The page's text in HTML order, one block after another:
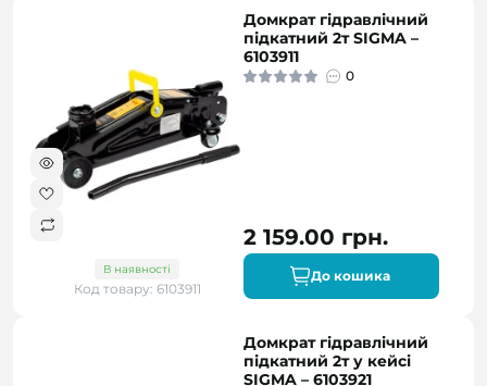
В наявності
Код товару: 6103911
Домкрат гідравлічний
підкатний 2т SIGMA –
6103911
0
2 159.00 грн.
До кошика
Домкрат гідравлічний
підкатний 2т у кейсі
SIGMA – 6103921